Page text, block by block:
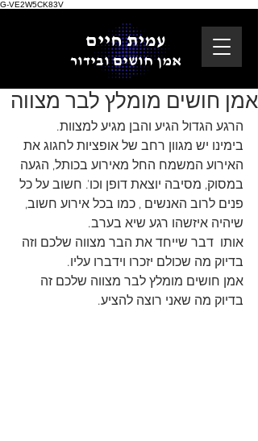
G-VE2W5CK83V
עמית חיים
אמן חושים ובידור
אמן חושים מומלץ לבר מצווה
הרגע הגדול הגיע והבן מגיע למצוות.
בימינו יש מגוון רחב של אופציות לחגוג את
האירוע המשמח החל מאירוע בכותל, הגעה
במסוק, מסיבה יוצאת דופן וכו'. חשוב על כל
פנים לרוב האנשים , כמו בכל אירוע חשוב,
שיהיה איזשהו רגע שיא בערב.
אותו  דבר שייחד את הבר מצווה שלכם וזה
בדיוק מה שכולם יזכרו וידברו עליו.
אמן חושים מומלץ לבר מצווה שלכם זה
בדיוק מה שאני רוצה להציע.